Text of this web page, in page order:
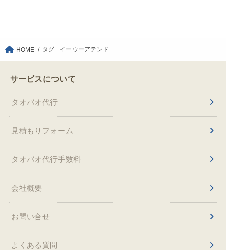
HOME タグ : イーウーアテンド
サービスについて
タオバオ代行
見積もりフォーム
タオバオ代行手数料
会社概要
お問い合せ
よくある質問